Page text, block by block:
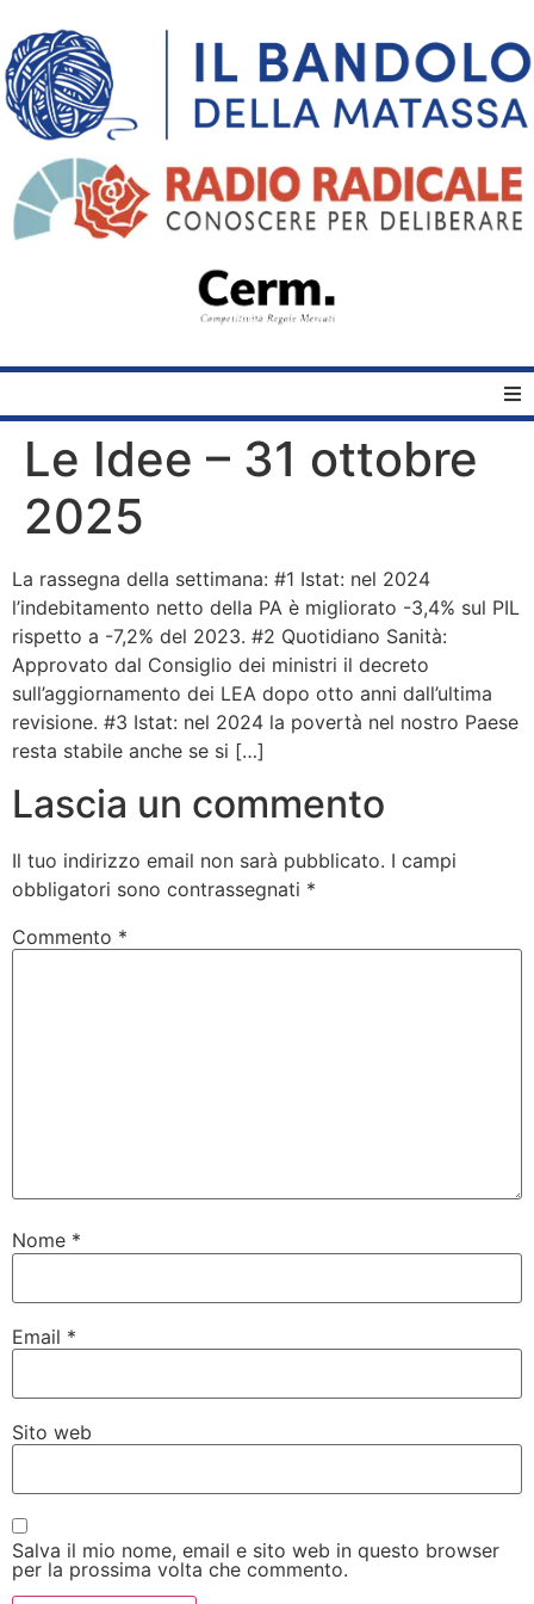
Home
Bandolo
Connessioni
Fondazione CERM
Le Idee – 31 ottobre
2025
La rassegna della settimana: #1 Istat: nel 2024
l’indebitamento netto della PA è migliorato -3,4% sul PIL
rispetto a -7,2% del 2023. #2 Quotidiano Sanità:
Approvato dal Consiglio dei ministri il decreto
sull’aggiornamento dei LEA dopo otto anni dall’ultima
revisione. #3 Istat: nel 2024 la povertà nel nostro Paese
resta stabile anche se si […]
Lascia un commento
Il tuo indirizzo email non sarà pubblicato. I campi
obbligatori sono contrassegnati *
Commento *
Nome *
Email *
Sito web
Salva il mio nome, email e sito web in questo browser
per la prossima volta che commento.